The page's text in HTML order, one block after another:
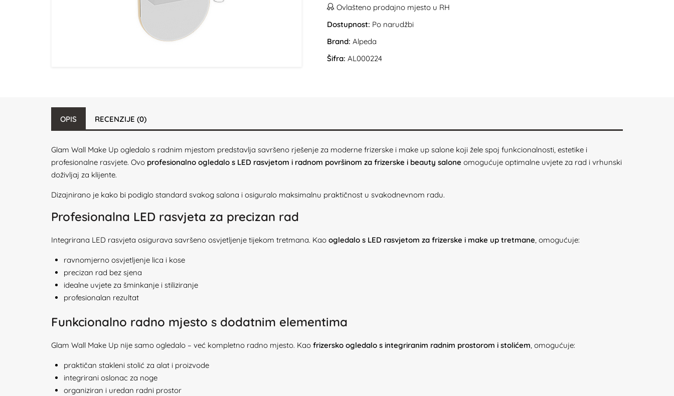
Ovlašteno prodajno mjesto u RH
Dostupnost: Po narudžbi
Brand: Alpeda
Šifra: AL000224
OPIS RECENZIJE (0)
Glam Wall Make Up ogledalo s radnim mjestom predstavlja savršeno rješenje za moderne frizerske i make up salone koji žele spoj funkcionalnosti, estetike i
profesionalne rasvjete. Ovo profesionalno ogledalo s LED rasvjetom i radnom površinom za frizerske i beauty salone omogućuje optimalne uvjete za rad i vrhunski
doživljaj za klijente.
Dizajnirano je kako bi podiglo standard svakog salona i osiguralo maksimalnu praktičnost u svakodnevnom radu.
Profesionalna LED rasvjeta za precizan rad
Integrirana LED rasvjeta osigurava savršeno osvjetljenje tijekom tretmana. Kao ogledalo s LED rasvjetom za frizerske i make up tretmane, omogućuje:
ravnomjerno osvjetljenje lica i kose
precizan rad bez sjena
idealne uvjete za šminkanje i stiliziranje
profesionalan rezultat
Funkcionalno radno mjesto s dodatnim elementima
Glam Wall Make Up nije samo ogledalo – već kompletno radno mjesto. Kao frizersko ogledalo s integriranim radnim prostorom i stolićem, omogućuje:
praktičan stakleni stolić za alat i proizvode
integrirani oslonac za noge
organiziran i uredan radni prostor